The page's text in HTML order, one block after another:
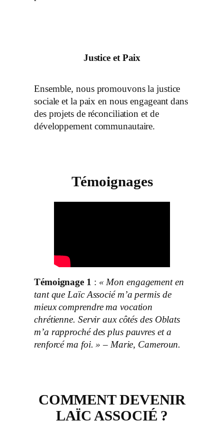
Justice et Paix
Ensemble, nous promouvons la justice
sociale et la paix en nous engageant dans
des projets de réconciliation et de
développement communautaire.
Témoignages
Témoignage 1 : « Mon engagement en
tant que Laïc Associé m’a permis de
mieux comprendre ma vocation
chrétienne. Servir aux côtés des Oblats
m’a rapproché des plus pauvres et a
renforcé ma foi. » – Marie, Cameroun.
COMMENT DEVENIR
LAÏC ASSOCIÉ ?